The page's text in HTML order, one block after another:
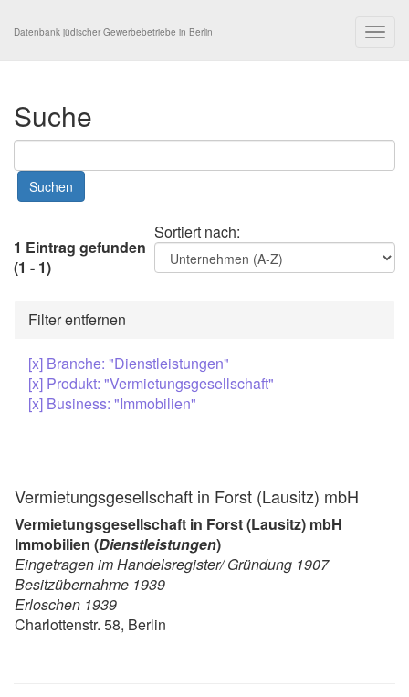
Datenbank jüdischer Gewerbebetriebe in Berlin
Suche
Sortiert nach:
1 Eintrag gefunden
(1 - 1)
Filter entfernen
[x] Branche: "Dienstleistungen"
[x] Produkt: "Vermietungsgesellschaft"
[x] Business: "Immobilien"
Vermietungsgesellschaft in Forst (Lausitz) mbH
Vermietungsgesellschaft in Forst (Lausitz) mbH
Immobilien (Dienstleistungen)
Eingetragen im Handelsregister/ Gründung 1907
Besitzübernahme 1939
Erloschen 1939
Charlottenstr. 58, Berlin